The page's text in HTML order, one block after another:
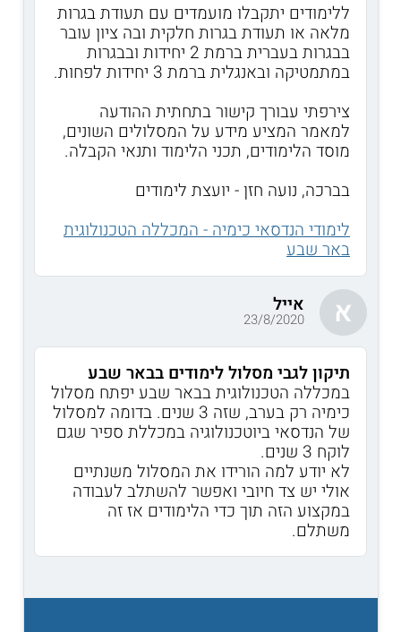
ללימודים יתקבלו מועמדים עם תעודת בגרות
מלאה או תעודת בגרות חלקית ובה ציון עובר
בבגרות בעברית ברמת 2 יחידות ובבגרות
במתמטיקה ובאנגלית ברמת 3 יחידות לפחות.
צירפתי עבורך קישור בתחתית ההודעה
למאמר המציע מידע על המסלולים השונים,
מוסד הלימודים, תכני הלימוד ותנאי הקבלה.
בברכה, נועה חזן - יועצת לימודים
לימודי הנדסאי כימיה - המכללה הטכנולוגית
באר שבע
א אייל
23/8/2020
תיקון לגבי מסלול לימודים בבאר שבע
במכללה הטכנולוגית בבאר שבע יפתח מסלול
כימיה רק בערב, שזה 3 שנים. בדומה למסלול
של הנדסאי ביוטכנולוגיה במכללת ספיר שגם
לוקח 3 שנים.
לא יודע למה הורידו את המסלול משנתיים
אולי יש צד חיובי ואפשר להשתלב לעבודה
במקצוע הזה תוך כדי הלימודים אז זה
משתלם.